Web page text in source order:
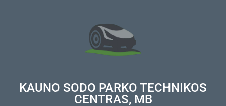
KAUNO SODO PARKO TECHNIKOS
CENTRAS, MB